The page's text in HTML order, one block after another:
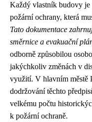
Každý vlastník budovy je
požární ochrany, která
Tato dokumentace
směrnice a evakuační
odborně způsobilou
jakýchkoliv změnách v
využití. V hlavním městě
dodržování těchto
velkému počtu
k požární ochraně.